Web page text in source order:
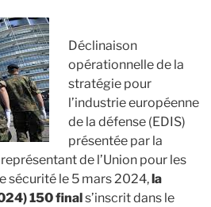
Déclinaison
opérationnelle de la
stratégie pour
l’industrie européenne
de la défense (EDIS)
présentée par la
de l’Union pour les
sécurité le 5 mars 2024,la
150 finals’inscrit dans le